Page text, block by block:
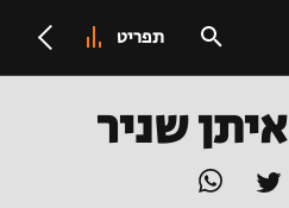
תפריט
שניר